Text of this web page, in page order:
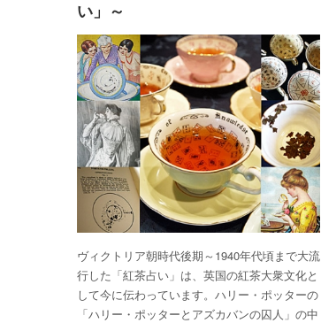
い」～
ヴィクトリア朝時代後期～1940年代頃まで大流
行した「紅茶占い」は、英国の紅茶大衆文化と
して今に伝わっています。ハリー・ポッターの
「ハリー・ポッターとアズカバンの囚人」の中